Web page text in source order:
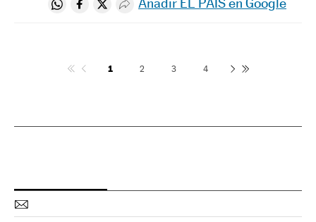
Compartir en Whatsapp
Compartir en Facebook
Compartir en Twitter
Desplegar Redes Sociales
1 2 3 4